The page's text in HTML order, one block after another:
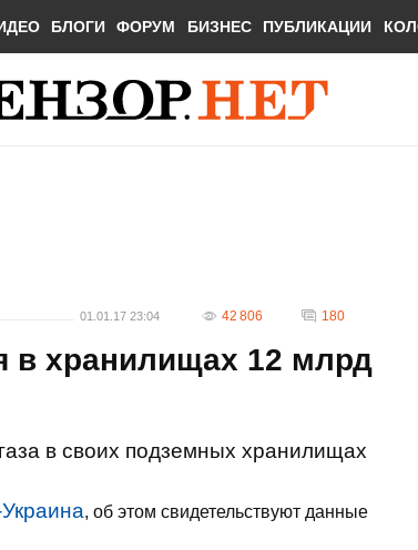
БЛОГИ ФОРУМ БИЗНЕС ПУБЛИКАЦИИ
01.01.17 23:04 42 806 180
в хранилищах 12 млрд
в своих подземных хранилищах
, об этом свидетельствуют данные